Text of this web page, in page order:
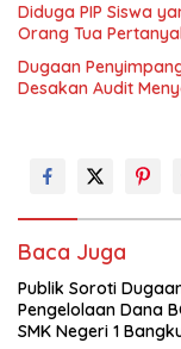
‎Diduga PIP Siswa
Orang Tua
Dugaan
Desakan Audit
Baca Juga
Publik Soroti
Pengelolaan Dana
SMK Negeri 1